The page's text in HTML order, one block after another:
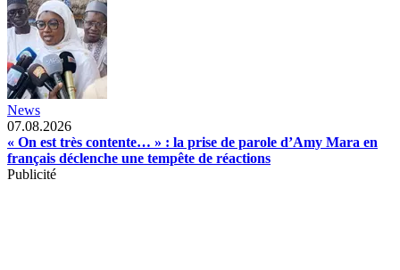
News
07.08.2026
« On est très contente… » : la prise de parole d’Amy Mara en
français déclenche une tempête de réactions
Publicité